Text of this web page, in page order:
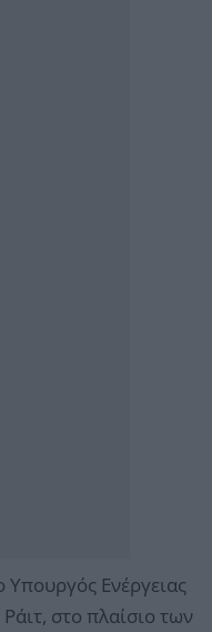
Ενέργειας
στο πλαίσιο των